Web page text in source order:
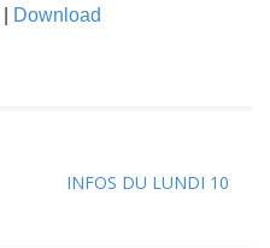
Download
INFOS DU LUNDI 10